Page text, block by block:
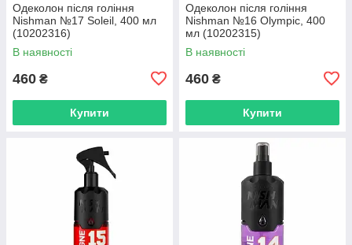
Одеколон після гоління
Nishman №17 Soleil, 400 мл
(10202316)
В наявності
460 ₴
Купити
Одеколон після гоління
Nishman №16 Olympic, 400
мл (10202315)
В наявності
460 ₴
Купити